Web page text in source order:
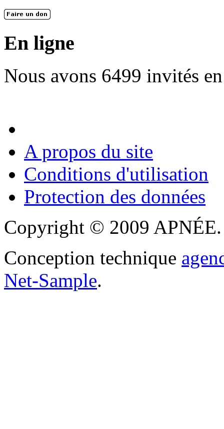
En 2004, une dizaine de personnes contribuèrent au lancement de
En ligne
Nous avons 6499 invités
A propos du site
Conditions d'utilisation
Protection des données
Copyright © 2009 APNÉE.
Conception technique
Net-Sample.